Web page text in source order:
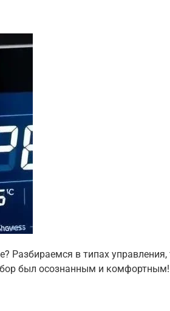
Разбираемся в типах управления,
был осознанным и комфортным!